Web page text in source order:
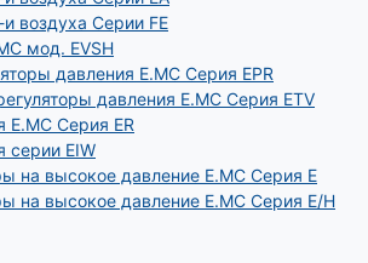
воздуха Серии FE
мод. EVSH
давления E.MC Серия EPR
давления E.MC Серия ETV
E.MC Серия ER
серии EIW
на высокое давление E.MC Серия E
на высокое давление E.MC Серия E/H